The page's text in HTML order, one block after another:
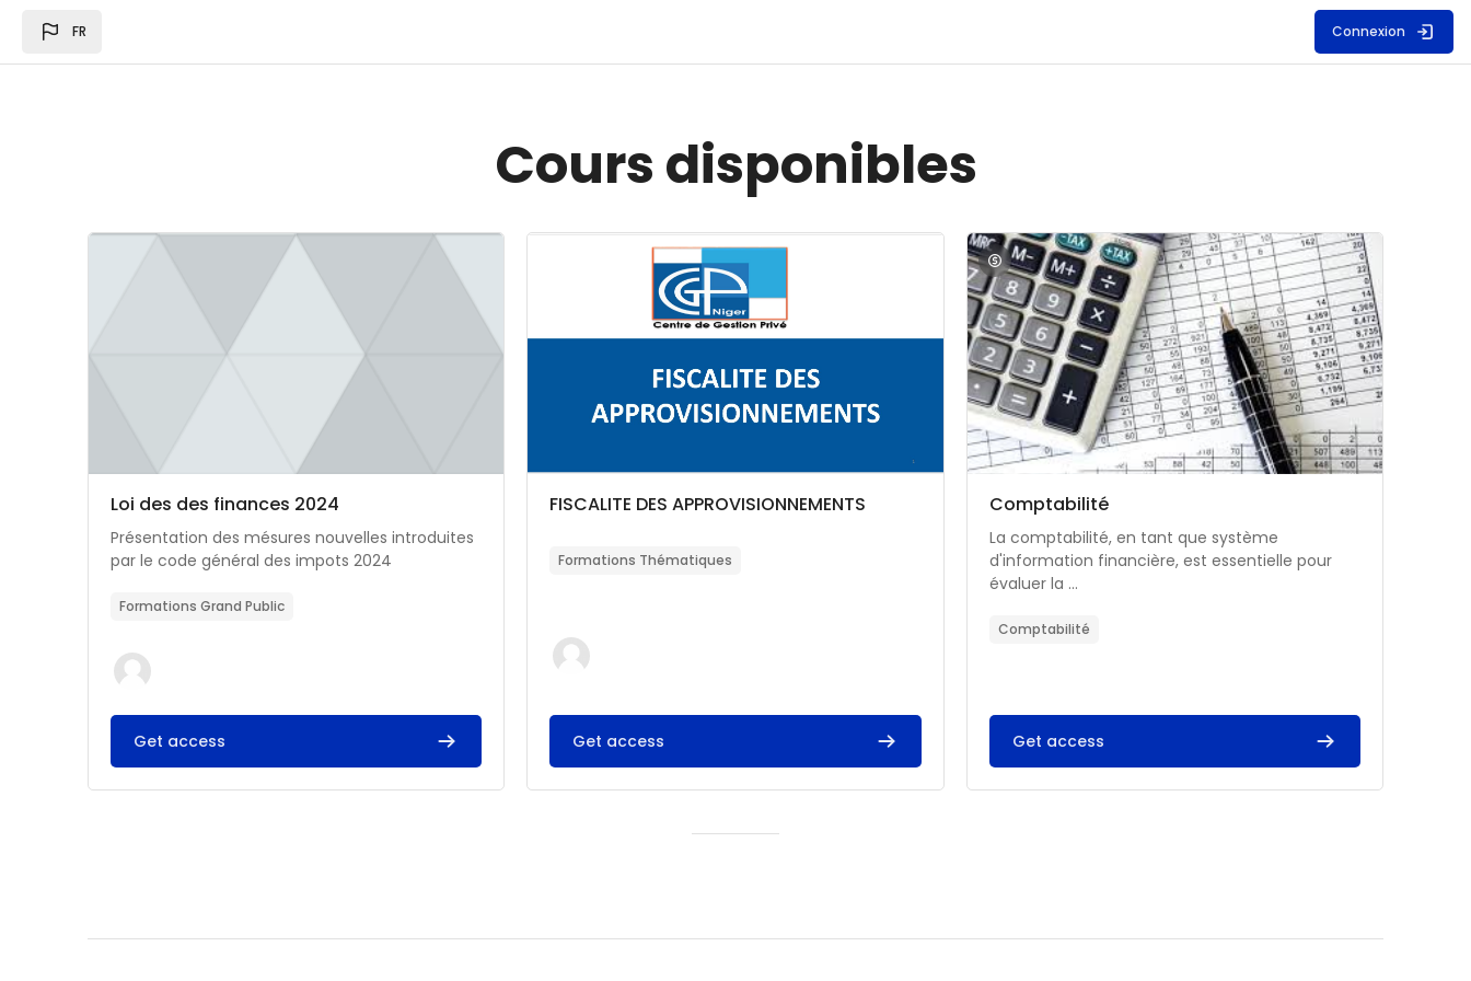
FR Connexion
Cours disponibles
Image du cours Loi des des finances 2024
Catégorie de cours
Nom du cours
Loi des des finances 2024
Résumé du cours :
Présentation des mésures nouvelles introduites
par le code général des impots 2024
Formations Grand Public
Get access
Image du cours FISCALITE DES APPROVISIONNEMENTS
Catégorie de cours
Nom du cours
FISCALITE DES APPROVISIONNEMENTS
Formations Thématiques
Get access
Image du cours Comptabilité
Catégorie de cours
Nom du cours
Comptabilité
Résumé du cours :
La comptabilité, en tant que système
d'information financière, est essentielle pour
évaluer la ...
Comptabilité
Get access